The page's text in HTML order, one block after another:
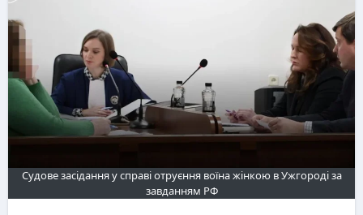
Судове засідання у справі отруєння воїна жінкою в Ужгороді за
завданням РФ